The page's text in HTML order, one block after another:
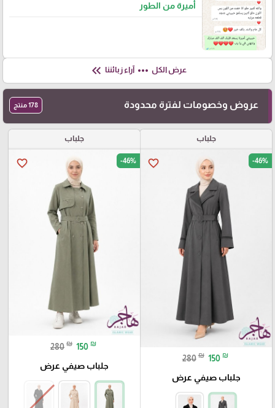
أميرة من الطور
عرض الكل more_horiz آراء زبائننا keyboard_double_arrow_left
عروض وخصومات لفترة محدودة 178 منتج
جلباب
favorite_border -46%
280 ₪ 150 ₪
جلباب صيفي عرض
جلباب
favorite_border -46%
280 ₪ 150 ₪
جلباب صيفي عرض